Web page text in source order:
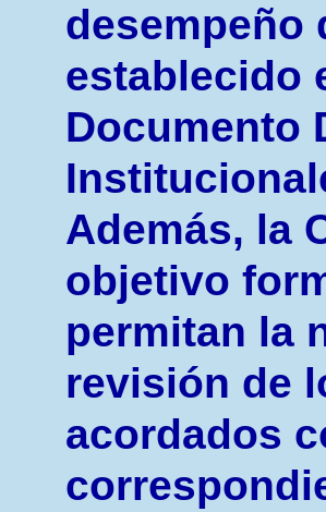
desempeño
establecido
Documento
Además, la
objetivo
permitan la
revisión de
acordados